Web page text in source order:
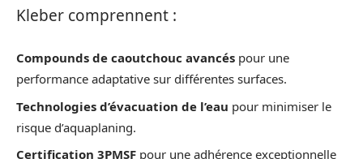
Kleber comprennent :
Compounds de caoutchouc avancés pour une
performance adaptative sur différentes surfaces.
Technologies d’évacuation de l’eau pour minimiser le
risque d’aquaplaning.
Certification 3PMSF pour une adhérence exceptionnelle